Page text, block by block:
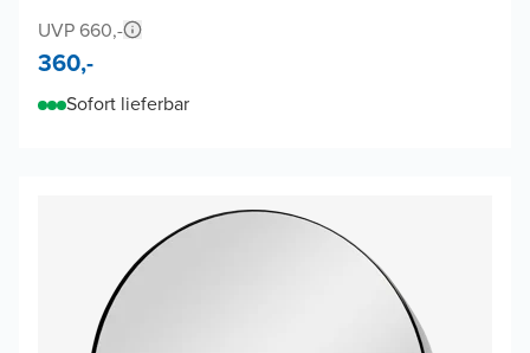
UVP 660,-
360,-
Sofort lieferbar